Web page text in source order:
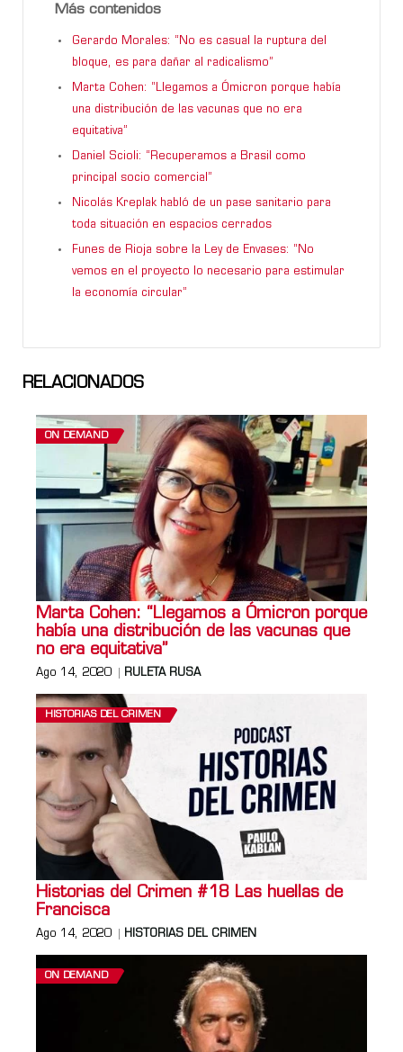
Más contenidos
Gerardo Morales: “No es casual la ruptura del
bloque, es para dañar al radicalismo”
Marta Cohen: “Llegamos a Ómicron porque había
una distribución de las vacunas que no era
equitativa”
Daniel Scioli: “Recuperamos a Brasil como
principal socio comercial”
Nicolás Kreplak habló de un pase sanitario para
toda situación en espacios cerrados
Funes de Rioja sobre la Ley de Envases: “No
vemos en el proyecto lo necesario para estimular
la economía circular”
RELACIONADOS
ON DEMAND
Marta Cohen: “Llegamos a Ómicron porque
había una distribución de las vacunas que
no era equitativa”
Ago 14, 2020 RULETA RUSA
HISTORIAS DEL CRIMEN
Historias del Crimen #18 Las huellas de
Francisca
Ago 14, 2020 HISTORIAS DEL CRIMEN
ON DEMAND